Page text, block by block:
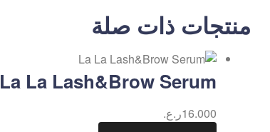
منتجات ذات صلة
La La Lash&Brow Serum
16.000ر.ع.